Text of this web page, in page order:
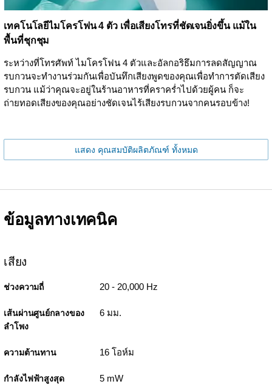
เทคโนโลยีไมโครโฟน 4 ตัว เพื่อเสียงโทรที่ชัดเจนยิ่งขึ้น แม้ใน
พื้นที่ชุกชุม
ระหว่างที่โทรศัพท์ ไมโครโฟน 4 ตัวและอัลกอริธึมการลดสัญญาณ
รบกวนจะทำงานร่วมกันเพื่อบันทึกเสียงพูดของคุณเพื่อทำการตัดเสียง
รบกวน แม้ว่าคุณจะอยู่ในร้านอาหารที่คราคร่ำไปด้วยผู้คน ก็จะ
ถ่ายทอดเสียงของคุณอย่างชัดเจนไร้เสียงรบกวนจากคนรอบข้าง!
แสดง คุณสมบัติผลิตภัณฑ์ ทั้งหมด
ข้อมูลทางเทคนิค
เสียง
ช่วงความถี่ 20 - 20,000 Hz
เส้นผ่านศูนย์กลางของ
ลำโพง
6 มม.
ความต้านทาน 16 โอห์ม
กำลังไฟฟ้าสูงสุด 5 mW